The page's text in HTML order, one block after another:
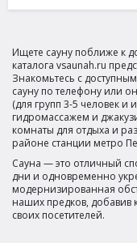
Ищете сауну поближе к
каталога vsaunah.ru
Знакомьтесь с
сауну по телефону или
(для групп 3-5 человек
гидромассажем и
комнаты для отдыха и
районе станции метро
Сауна — это отличный
дни и одновременно
модернизированная
наших предков, добавив
своих посетителей.